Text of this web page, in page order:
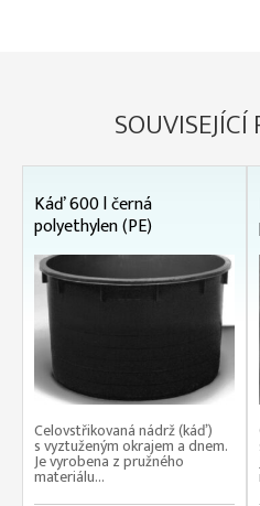
Káď 600 l černá
polyethylen (PE)
Celovstřikovaná nádrž (káď)
s vyztuženým okrajem a dnem.
Je vyrobena z pružného
materiálu...